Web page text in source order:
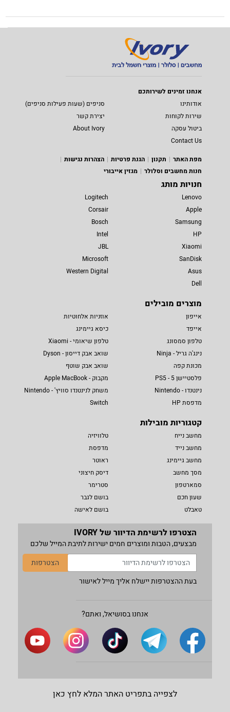
אנחנו זמינים לשירותכם
אודותינו
סניפים (שעות פעילות סניפים)
שירות לקוחות
יצירת קשר
ביטול עסקה
About Ivory
Contact Us
מפת האתר
תקנון הגנת פרטיות
הצהרות נגישות
חנות מחשבים וסלולר
מגזין אייבורי
חנויות מותג
Lenovo
Apple
Samsung
HP
Xiaomi
SanDisk
Asus
Dell
Logitech
Corsair
Bosch
Intel
JBL
Microsoft
Western Digital
מוצרים מובילים
אייפון
אייפד
טלפון סמסונג
נינג'ה גריל - Ninja
מכונת קפה
פלסטיישן 5 - PS5
נינטנדו - Nintendo
מדפסת HP
אוזניות אלחוטיות
כיסא גיימינג
טלפון שיאומי - Xiaomi
שואב אבק דייסון - Dyson
שואב אבק שוטף
מקבוק - Apple MacBook
משחק לנינטנדו סוויץ' - Nintendo
Switch
קטגוריות מובילות
מחשב נייח
מחשב נייד
מחשב גיימינג
מסך מחשב
סמארטפון
שעון חכם
טאבלט
טלוויזיה
מדפסת
ראוטר
דיסק חיצוני
סטרימר
בושם לגבר
בושם לאישה
הצטרפו לרשימת הדיוור של IVORY
מבצעים, הטבות ומוצרים חמים ישירות לתיבת המייל שלכם
הצטרפות
בעת ההצטרפות יישלח אליך מייל לאישור
אנחנו בסושיאל, ואתם?
לצפייה בתפריט האתר המלא לחץ כאן